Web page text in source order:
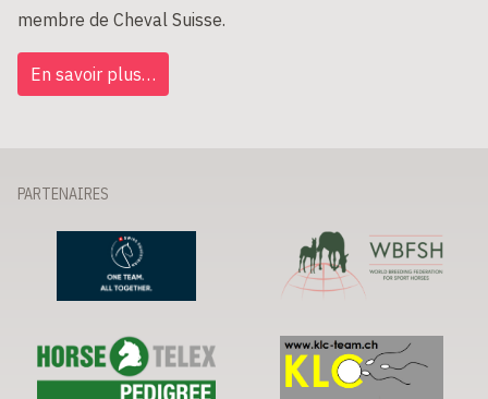
membre de Cheval Suisse.
En savoir plus…
PARTENAIRES